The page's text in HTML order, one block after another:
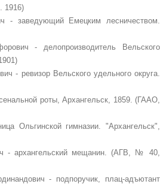
1916)
- заведующий Емецким лесничеством.
- делопроизводитель Вельского
- ревизор Вельского удельного округа.
роты, Архангельск, 1859. (ГААО,
Ольгинской гимназии. "Архангельск",
- архангельский мещанин. (АГВ, № 40,
- подпоручик, плац-адъютант